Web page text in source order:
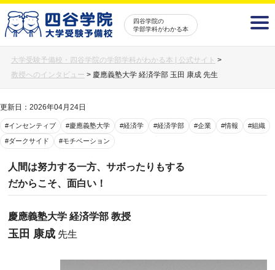
四谷学院の
学部学科がわかる本
大学受験予備校・四谷学院の学部学科がわかる本 | 公式サイト >
教授へのインタビュー > 慶應義塾大学 経済学部 玉田 康成 先生
更新日：2026年04月24日
#インセンティブ #慶應義塾大学 #経済学 #経済学部 #企業 #情報 #組織
#ダークサイド #モチベーション
人間は努力する一方、サボったりもする
だからこそ、面白い！
慶應義塾大学 経済学部 教授
玉田 康成 先生